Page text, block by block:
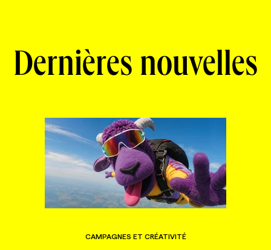
Dernières nouvelles
CAMPAGNES ET CRÉATIVITÉ